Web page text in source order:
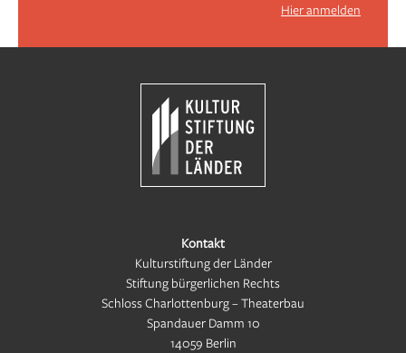
Hier anmelden
Kontakt
Kulturstiftung der Länder
Stiftung bürgerlichen Rechts
Schloss Charlottenburg – Theaterbau
Spandauer Damm 10
14059 Berlin